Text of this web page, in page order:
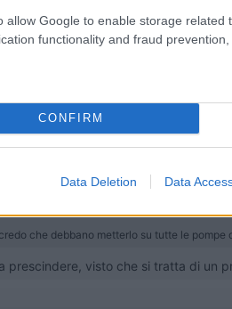
allow Google to enable storage related
functionality and fraud
CONFIRM
Data Deletion Data
solo io ? credo che debbano
buongustaio.“ — Georges Courteline
che debbano metterlo su tutte le
prescindere, visto che si tratta di un